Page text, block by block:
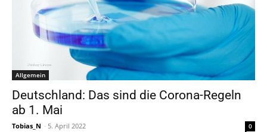
Allgemein
Deutschland: Das sind die Corona-Regeln
ab 1. Mai
Tobias_N - 5. April 2022 0